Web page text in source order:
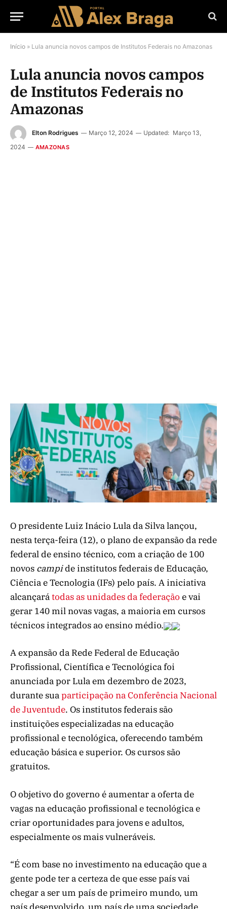
Início » Lula anuncia novos campos de Institutos Federais no Amazonas
Lula anuncia novos campos
de Institutos Federais no
Amazonas
Elton Rodrigues Março 12, 2024 Updated: Março 13,
2024
AMAZONAS
O presidente Luiz Inácio Lula da Silva lançou,
nesta terça-feira (12), o plano de expansão da rede
federal de ensino técnico, com a criação de 100
novos campide institutos federais de Educação,
Ciência e Tecnologia (IFs) pelo país. A iniciativa
alcançarátodas as unidades da federação e vai
gerar 140 mil novas vagas, a maioria em cursos
técnicos integrados ao ensino médio.
A expansão da Rede Federal de Educação
Profissional, Científica e Tecnológica foi
anunciada por Lula em dezembro de 2023,
durante suaparticipação na Conferência Nacional
de Juventude. Os institutos federais são
instituições especializadas na educação
profissional e tecnológica, oferecendo também
educação básica e superior. Os cursos são
gratuitos.
O objetivo do governo é aumentar a oferta de
vagas na educação profissional e tecnológica e
criar oportunidades para jovens e adultos,
especialmente os mais vulneráveis.
“É com base no investimento na educação que a
gente pode ter a certeza de que esse país vai
chegar a ser um país de primeiro mundo, um